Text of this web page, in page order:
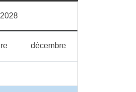
2028
novembredécembredécembre